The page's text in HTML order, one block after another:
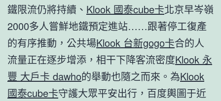
鐵限流仍將持續、 Klook 國泰cube卡北京早岑嶺
2000多人嘗鮮地鐵預定進站……跟著停工復產
的有序推動，公共場Klook 台新gogo卡合的人
流量正在逐步增添，相干下降客流密度Klook 永
豐 大戶卡 dawho的舉動也隨之而來。為Klook
國泰cube卡守護大眾平安出行，百度輿圖于近